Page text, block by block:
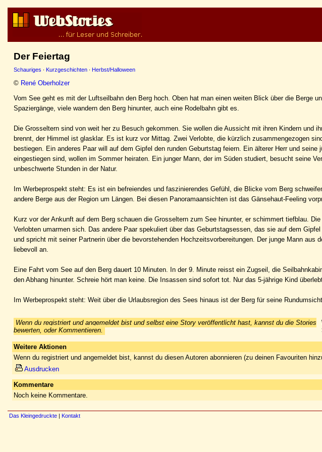
Der Feiertag
Schauriges · Kurzgeschichten · Herbst/Halloween
© René Oberholzer
Vom See geht es mit der Luftseilbahn den Berg hoch. Oben hat man einen weiten Blick über die Berge
Spaziergänge, viele wandern den Berg hinunter, auch eine Rodelbahn gibt es.
Die Grosseltern sind von weit her zu Besuch gekommen. Sie wollen die Aussicht mit ihren Kindern und
brennt, der Himmel ist glasklar. Es ist kurz vor Mittag. Zwei Verlobte, die kürzlich zusammengezogen
bestiegen. Ein anderes Paar will auf dem Gipfel den runden Geburtstag feiern. Ein älterer Herr und seine
eingestiegen sind, wollen im Sommer heiraten. Ein junger Mann, der im Süden studiert, besucht seine
unbeschwerte Stunden in der Natur.
Im Werbeprospekt steht: Es ist ein befreiendes und faszinierendes Gefühl, die Blicke vom Berg
andere Berge aus der Region um Längen. Bei diesen Panoramaansichten ist das Gänsehaut-Feeling
Kurz vor der Ankunft auf dem Berg schauen die Grosseltern zum See hinunter, er schimmert tiefblau.
Verlobten umarmen sich. Das andere Paar spekuliert über das Geburtstagsessen, das sie auf dem
und spricht mit seiner Partnerin über die bevorstehenden Hochzeitsvorbereitungen. Der junge Mann aus
liebevoll an.
Eine Fahrt vom See auf den Berg dauert 10 Minuten. In der 9. Minute reisst ein Zugseil, die
den Abhang hinunter. Schreie hört man keine. Die Insassen sind sofort tot. Nur das 5-jährige Kind
Im Werbeprospekt steht: Weit über die Urlaubsregion des Sees hinaus ist der Berg für seine
Wenn du registriert und angemeldet bist und selbst eine Story veröffentlicht hast, kannst du die Stories
bewerten, oder Kommentieren.
Weitere Aktionen
Wenn du registriert und angemeldet bist, kannst du diesen Autoren abonnieren (zu deinen Favouriten
Ausdrucken
Kommentare
Noch keine Kommentare.
Das Kleingedruckte | Kontakt